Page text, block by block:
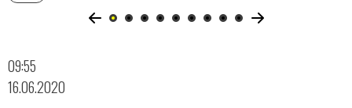
09:55
16.06.2020